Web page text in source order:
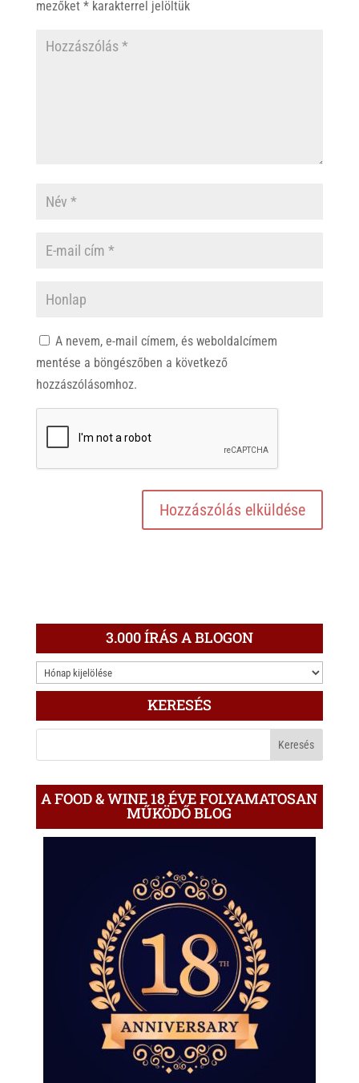
mezőket *karakterrel jelöltük
A nevem, e-mail címem, és weboldalcímem
mentése a böngészőben a következő
hozzászólásomhoz.
3.000 ÍRÁS A BLOGON
3.000
ÍRÁS
KERESÉS
A FOOD & WINE 18 ÉVE FOLYAMATOSAN
MŰKÖDŐ BLOG